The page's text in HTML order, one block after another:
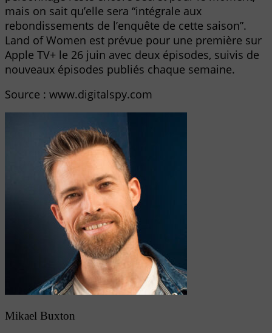
mais on sait qu’elle sera “intégrale aux
rebondissements de l’enquête de cette saison”.
Land of Women est prévue pour une première sur
Apple TV+ le 26 juin avec deux épisodes, suivis de
nouveaux épisodes publiés chaque semaine.
Source : www.digitalspy.com
Mikael Buxton